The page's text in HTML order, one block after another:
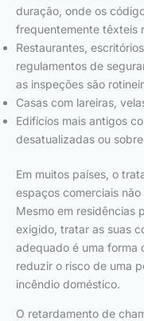
duração, onde os
frequentemente têxteis
Restaurantes,
regulamentos de
as inspeções são
Casas com lareiras,
Edifícios mais antigos
desatualizadas ou
Em muitos países, o
espaços comerciais
Mesmo em residências
exigido, tratar as suas
adequado é uma forma
reduzir o risco de uma
incêndio doméstico.
O retardamento de